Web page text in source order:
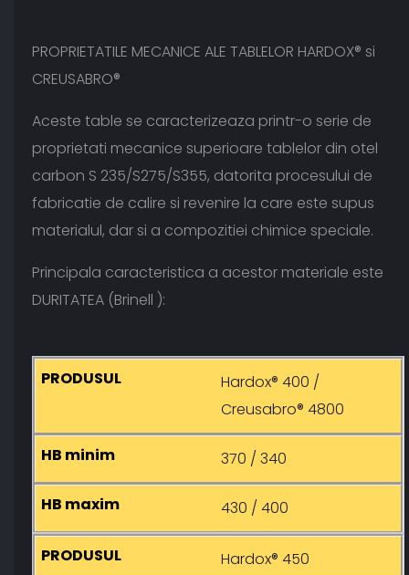
PROPRIETATILE MECANICE ALE TABLELOR HARDOX® si
CREUSABRO®
Aceste table se caracterizeaza printr-o serie de
proprietati mecanice superioare tablelor din otel
carbon S 235/S275/S355, datorita procesului de
fabricatie de calire si revenire la care este supus
materialul, dar si a compozitiei chimice speciale.
Principala caracteristica a acestor materiale este
DURITATEA (Brinell ):
Hardox® 400 /
Creusabro® 4800
370 / 340
430 / 400
Hardox® 450